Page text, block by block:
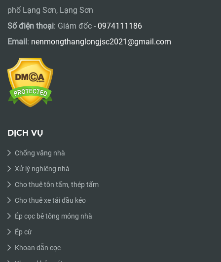
phố Lạng Sơn, Lạng Sơn
Số điện thoại: Giám đốc - 0974111186
Email: nenmongthanglongjsc2021@gmail.com
DỊCH VỤ
Chống văng nhà
Xử lý nghiêng nhà
Cho thuê tôn tấm, thép tấm
Cho thuê xe tải đầu kéo
Ép cọc bê tông móng nhà
Ép cừ
Khoan dẫn cọc